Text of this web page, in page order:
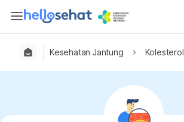
Kesehatan Jantung Kolesterol